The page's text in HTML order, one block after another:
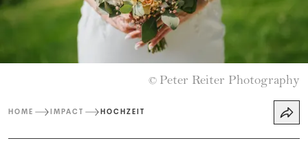
© Peter Reiter Photography
HOME IMPACT HOCHZEIT